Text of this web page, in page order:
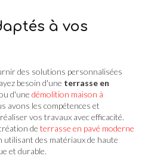
à vos
des solutions personnalisées
besoin d'une terrasse en
d'une démolition maison à
avons les compétences et
vos travaux avec efficacité.
de terrasse en pavé moderne
utilisant des matériaux de haute
et durable.